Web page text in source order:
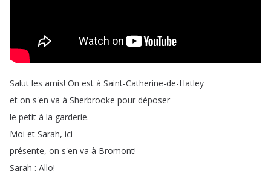
Salut les amis! On est à Saint-Catherine-de-Hatley
et on s'en va à Sherbrooke pour déposer
le petit à la garderie.
Moi et Sarah, ici
présente, on s'en va à Bromont!
Sarah : Allo!